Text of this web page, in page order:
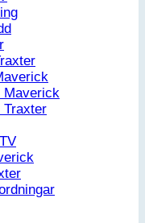
Maverick